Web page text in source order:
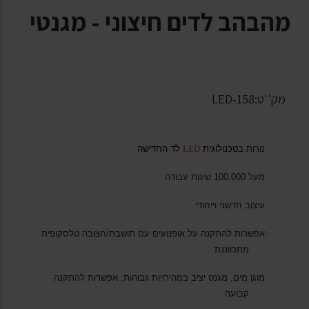
מהבהב לדים חיצוני - מגנטי
מק''ט:LED-158
· נורות בטכנולוגית LED לד החדישה
· מעל 100.000 שעות עבודה
· עיצוב חדשני וייחודי
· אפשרות להתקנה על אופנועים עם תושבת/חצובה טלסקופית
מתכווננת
· מוגן מים, מגנט יציב במהירויות גבוהות, אפשרות להתקנה
קבועה